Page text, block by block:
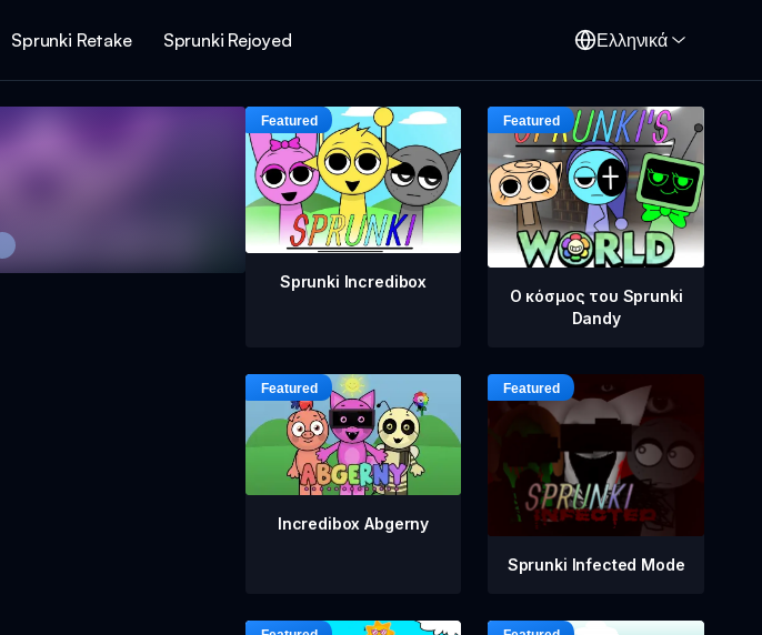
Sprunki Retake Sprunki Rejoyed Ελληνικά
Sprunki Incredibox
Ο κόσμος του Sprunki
Dandy
Incredibox Abgerny
Sprunki Infected Mode